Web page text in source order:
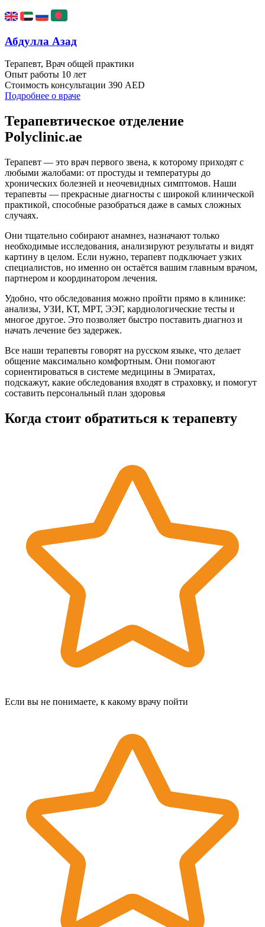
Абдулла Азад
Терапевт, Врач общей практики
Опыт работы 10 лет
Стоимость консультации 390 AED
Подробнее о враче
Терапевтическое отделение
Polyclinic.ae
Терапевт — это врач первого звена, к которому приходят с
любыми жалобами: от простуды и температуры до
хронических болезней и неочевидных симптомов. Наши
терапевты — прекрасные диагносты с широкой клинической
практикой, способные разобраться даже в самых сложных
случаях.
Они тщательно собирают анамнез, назначают только
необходимые исследования, анализируют результаты и видят
картину в целом. Если нужно, терапевт подключает узких
специалистов, но именно он остаётся вашим главным врачом,
партнером и координатором лечения.
Удобно, что обследования можно пройти прямо в клинике:
анализы, УЗИ, КТ, МРТ, ЭЭГ, кардиологические тесты и
многое другое. Это позволяет быстро поставить диагноз и
начать лечение без задержек.
Все наши терапевты говорят на русском языке, что делает
общение максимально комфортным. Они помогают
сориентироваться в системе медицины в Эмиратах,
подскажут, какие обследования входят в страховку, и помогут
составить персональный план здоровья
Когда стоит обратиться к терапевту
Если вы не понимаете, к какому врачу пойти